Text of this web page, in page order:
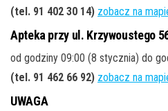
(tel. 91 402 30 14) zobacz na
Apteka przy ul. Krzywoustego
od godziny 09:00 (8 stycznia) do
(tel. 91 462 66 92) zobacz na
UWAGA